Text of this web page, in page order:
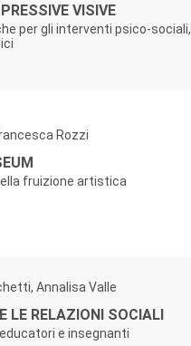
VISIVE
per gli interventi psico-sociali,
Rozzi
fruizione artistica
Annalisa Valle
LE RELAZIONI SOCIALI
e insegnanti